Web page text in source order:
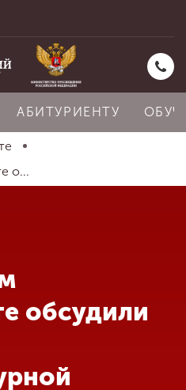
АБИТУРИЕНТУ
о...
обсудили